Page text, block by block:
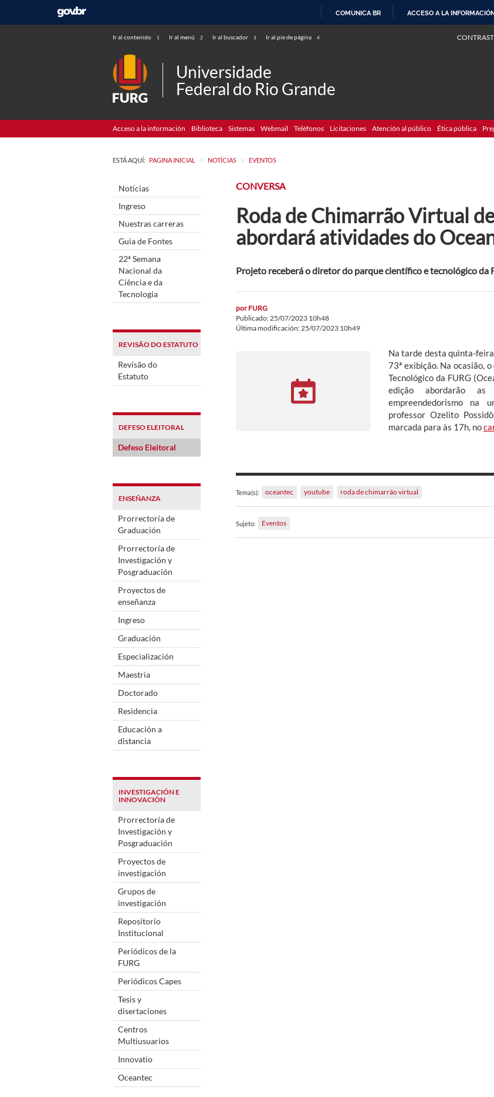
COMUNICA BR ACCESO A LA
Ir al contenido 1 Ir al menú 2 Ir al buscador 3 Ir al pie de página 4
Universidade
Federal do Rio Grande
Acceso a la información Biblioteca Sistemas Webmail Teléfonos Licitaciones Atención al público Ética pública
ESTÁ AQUÍ: PAGINA INICIAL > NOTÍCIAS > EVENTOS
Noticias
Ingreso
Nuestras carreras
Guia de Fontes
22ª Semana
Nacional da
Ciência e da
Tecnologia
REVISÃO DO ESTATUTO
Revisão do
Estatuto
DEFESO ELEITORAL
Defeso Eleitoral
ENSEÑANZA
Prorrectoría de
Graduación
Prorrectoría de
Investigación y
Posgraduación
Proyectos de
enseñanza
Ingreso
Graduación
Especialización
Maestría
Doctorado
Residencia
Educación a
distancia
INVESTIGACIÓN E
INNOVACIÓN
Prorrectoría de
Investigación y
Posgraduación
Proyectos de
investigación
Grupos de
investigación
Repositorio
Institucional
Periódicos de la
FURG
Periódicos Capes
Tesis y
disertaciones
Centros
Multiusuarios
Innovatio
Oceantec
CONVERSA
Roda de Chimarrão Virtual
abordará atividades do
Projeto receberá o diretor do parque científico e tecnológico da
por FURG
Publicado: 25/07/2023 10h48
Última modificación: 25/07/2023 10h49
Na tarde desta quinta-
73ª exibição. Na ocasião,
Tecnológico da FURG
edição abordarão
empreendedorismo na
professor Ozelito
marcada para às 17h, no
Tema(s): oceantec youtube roda de chimarrão virtual
Sujeto: Eventos